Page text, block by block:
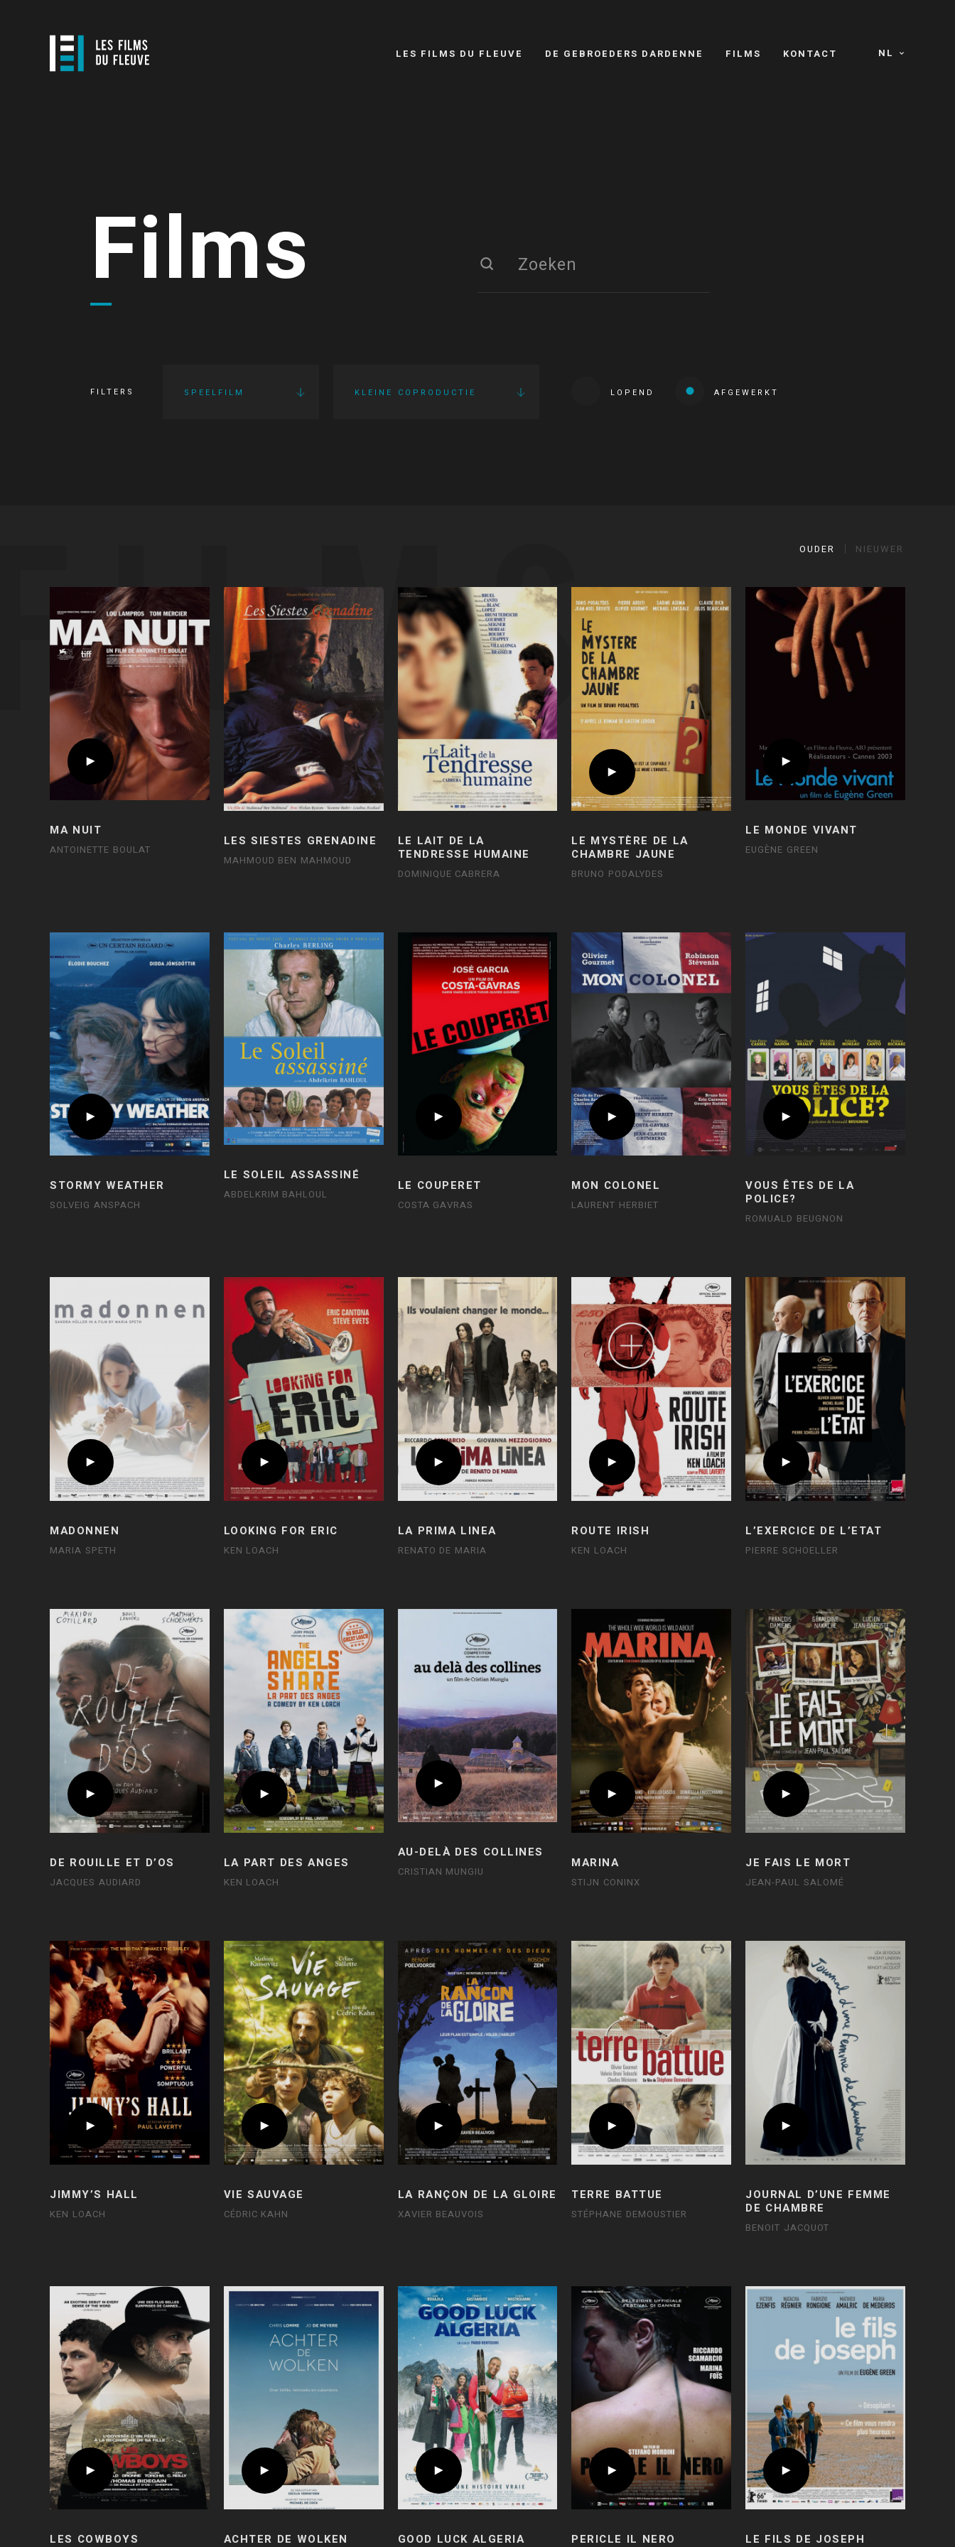
NL
LES FILMS DU FLEUVE DE GEBROEDERS DARDENNE FILMS KONTACT
Films
FILTERS SPEELFILM KLEINE COPRODUCTIE LOPEND AFGEWERKT
OUDER NIEUWER
MA NUIT
ANTOINETTE BOULAT
LES SIESTES GRENADINE
MAHMOUD BEN MAHMOUD
LE LAIT DE LA
TENDRESSE HUMAINE
DOMINIQUE CABRERA
LE MYSTÈRE DE LA
CHAMBRE JAUNE
BRUNO PODALYDES
LE MONDE VIVANT
EUGÈNE GREEN
STORMY WEATHER
SOLVEIG ANSPACH
LE SOLEIL ASSASSINÉ
ABDELKRIM BAHLOUL
LE COUPERET
COSTA GAVRAS
MON COLONEL
LAURENT HERBIET
VOUS ÊTES DE LA
POLICE?
ROMUALD BEUGNON
MADONNEN
MARIA SPETH
LOOKING FOR ERIC
KEN LOACH
LA PRIMA LINEA
RENATO DE MARIA
ROUTE IRISH
KEN LOACH
L’EXERCICE DE L’ETAT
PIERRE SCHOELLER
DE ROUILLE ET D’OS
JACQUES AUDIARD
LA PART DES ANGES
KEN LOACH
AU-DELÀ DES COLLINES
CRISTIAN MUNGIU
MARINA
STIJN CONINX
JE FAIS LE MORT
JEAN-PAUL SALOMÉ
JIMMY’S HALL
KEN LOACH
VIE SAUVAGE
CÉDRIC KAHN
LA RANÇON DE LA GLOIRE
XAVIER BEAUVOIS
TERRE BATTUE
STÉPHANE DEMOUSTIER
JOURNAL D’UNE FEMME
DE CHAMBRE
BENOIT JACQUOT
LES COWBOYS ACHTER DE WOLKEN GOOD LUCK ALGERIA PERICLE IL NERO LE FILS DE JOSEPH